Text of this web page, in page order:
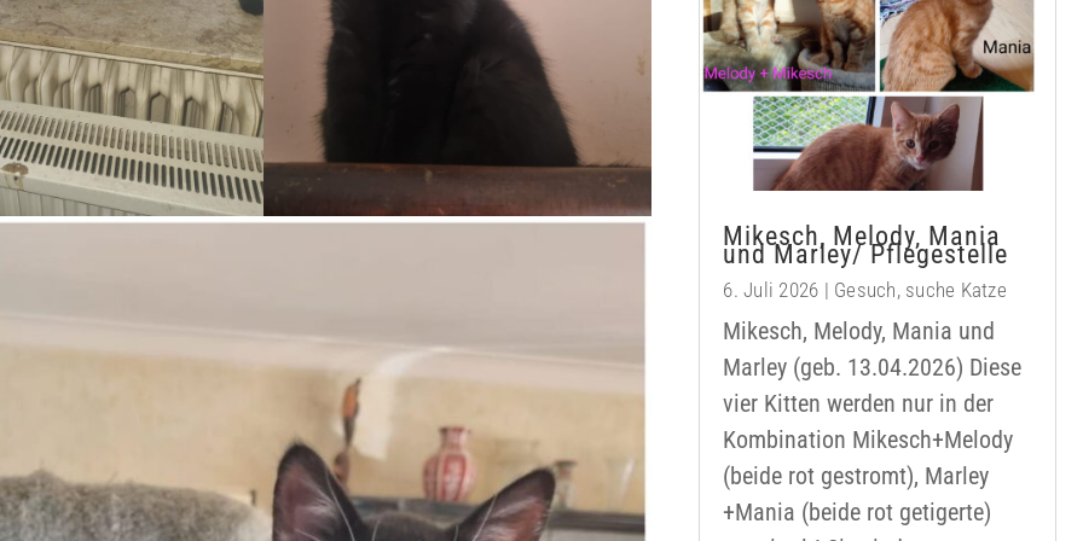
Mikesch, Melody, Mania
und Marley/ Pflegestelle
6. Juli 2026 | Gesuch, suche Katze
Mikesch, Melody, Mania und
Marley (geb. 13.04.2026) Diese
vier Kitten werden nur in der
Kombination Mikesch+Melody
(beide rot gestromt), Marley
+Mania (beide rot getigerte)